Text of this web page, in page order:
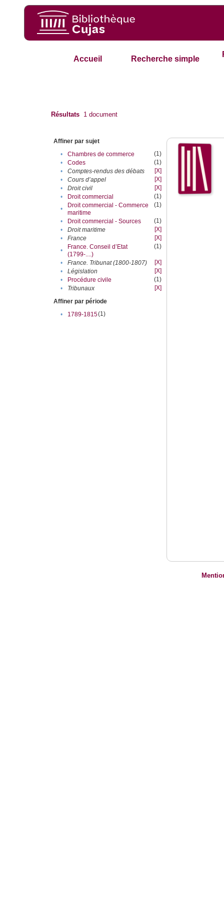
Accueil Recherche simple
Résultats 1 document
Affiner par sujet
•
Chambres de commerce
(1)
•
Codes
(1)
•
Comptes-rendus des débats
[X]
•
Cours d’appel
[X]
•
Droit civil
[X]
•
Droit commercial
(1)
•
Droit commercial - Commerce
maritime
(1)
• Droit commercial - Sources
(1)
•
Droit maritime
[X]
•
France
[X]
•
France. Conseil d’Etat
(1799-....)
(1)
• France. Tribunat (1800-1807)
[X]
•
Législation
[X]
•
Procédure civile
(1)
•
Tribunaux
[X]
Affiner par période
•
1789-1815(1)